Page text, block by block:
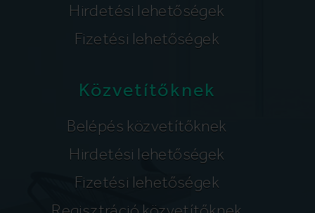
Hirdetési lehetőségek
Fizetési lehetőségek
Közvetítőknek
Belépés közvetítőknek
Hirdetési lehetőségek
Fizetési lehetőségek